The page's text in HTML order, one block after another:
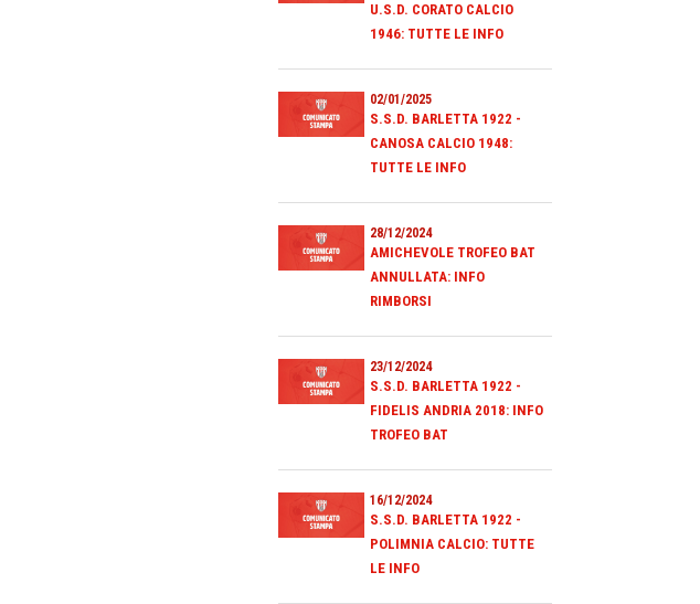
U.S.D. CORATO CALCIO
1946: TUTTE LE INFO
02/01/2025
S.S.D. BARLETTA 1922 -
CANOSA CALCIO 1948:
TUTTE LE INFO
28/12/2024
AMICHEVOLE TROFEO BAT
ANNULLATA: INFO
RIMBORSI
23/12/2024
S.S.D. BARLETTA 1922 -
FIDELIS ANDRIA 2018: INFO
TROFEO BAT
16/12/2024
S.S.D. BARLETTA 1922 -
POLIMNIA CALCIO: TUTTE
LE INFO